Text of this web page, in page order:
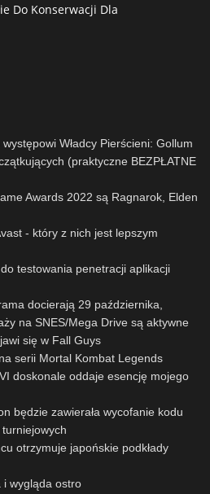
Do Konserwacji Dla
Władcy Pierścieni: Gollum
(praktyczne BEZPŁATNE
Awards 2022 są Ragnarok, Elden
- który z nich jest lepszym
testowania penetracji aplikacji
docierają 29 października,
na SNES/Mega Drive są aktywne
się w Fall Guys
serii Mortal Kombat Legends
doskonale oddaje esencję mojego
będzie zawierała wycofanie kodu
otrzymuje japońskie podkłady
i wygląda ostro